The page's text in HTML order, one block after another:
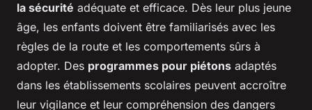
la sécurité adéquate et efficace. Dès leur plus jeune
âge, les enfants doivent être familiarisés avec les
règles de la route et les comportements sûrs à
adopter. Des programmes pour piétons adaptés
dans les établissements scolaires peuvent accroître
leur vigilance et leur compréhension des dangers